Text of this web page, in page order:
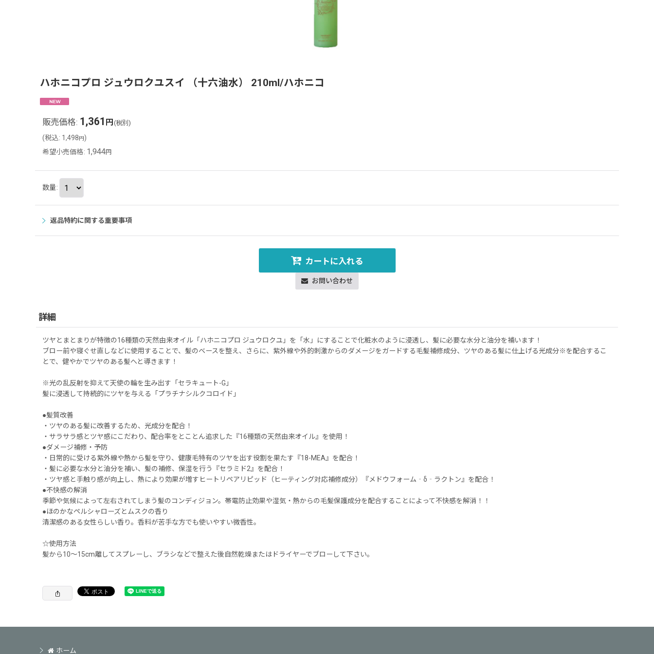
ハホニコプロ ジュウロクユスイ （十六油水） 210ml/ハホニコ
販売価格: 1,361 円 (税別)
(税込: 1,498円)
希望小売価格: 1,944円
数量:
返品特約に関する重要事項
カートに入れる
お問い合わせ
詳細
ツヤとまとまりが特徴の16種類の天然由来オイル「ハホニコプロ ジュウロクユ」を「水」にすることで化粧水のように浸透し、髪に必要な水分と油分を補います！
ブロー前や寝ぐせ直しなどに使用することで、髪のベースを整え、さらに、紫外線や外的刺激からのダメージをガードする毛髪補修成分、ツヤのある髪に仕上げる光成分※を配合するこ
とで、健やかでツヤのある髪へと導きます！
※光の乱反射を抑えて天使の輪を生み出す「セラキュート-G」
髪に浸透して持続的にツヤを与える「プラチナシルクコロイド」
●髪質改善
・ツヤのある髪に改善するため、光成分を配合！
・サラサラ感とツヤ感にこだわり、配合率をとことん追求した『16種類の天然由来オイル』を使用！
●ダメージ補修・予防
・日常的に受ける紫外線や熱から髪を守り、健康毛特有のツヤを出す役割を果たす『18-MEA』を配合！
・髪に必要な水分と油分を補い、髪の補修、保湿を行う『セラミド2』を配合！
・ツヤ感と手触り感が向上し、熱により効果が増すヒートリペアリピッド（ヒーティング対応補修成分）『メドウフォーム‐δ‐ラクトン』を配合！
●不快感の解消
季節や気候によって左右されてしまう髪のコンディジョン。帯電防止効果や湿気・熱からの毛髪保護成分を配合することによって不快感を解消！！
●ほのかなペルシャローズとムスクの香り
清潔感のある女性らしい香り。香料が苦手な方でも使いやすい微香性。
☆使用方法
髪から10〜15cm離してスプレーし、ブラシなどで整えた後自然乾燥またはドライヤーでブローして下さい。
ホーム